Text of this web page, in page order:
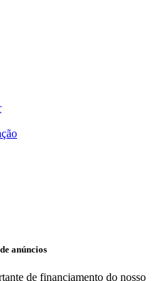
anúncios
de financiamento do nosso